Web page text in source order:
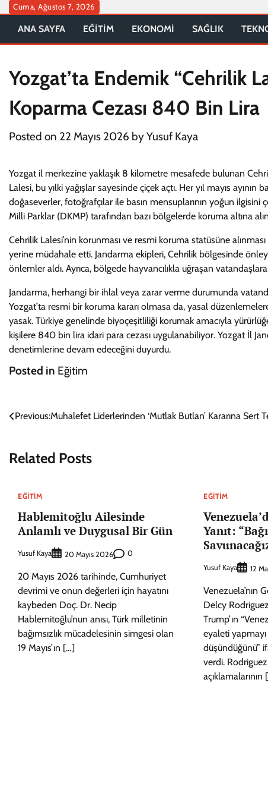
Skip
content
Cuma, Ağustos 7, 2026
ANA SAYFA EĞİTİM EKONOMİ SAĞLIK
Yozgat’ta Endemik “Cehrilik
Koparma Cezası 840 Bin Lira
Posted on 22 Mayıs 2026 byYusuf Kaya
Yozgat il merkezine yaklaşık 8 kilometre mesafede bulunan
Lalesi, bu yılki yağışlar sayesinde çiçek açtı. Her yıl mayıs
doğaseverler, fotoğrafçılar ile basın mensuplarının yoğun ilgisini
Milli Parklar (DKMP) tarafından bazı bölgelerde koruma altına
Cehrilik Lalesi’nin korunması ve resmi koruma statüsüne
yerine müdahale etti. Jandarma ekipleri, Cehrilik bölgesinde
önlemler aldı. Ayrıca, bölgede hayvancılıkla uğraşan
Jandarma, herhangi bir ihlal veya zarar verme durumunda
Yozgat’ta resmi bir koruma kararı olmasa da, yasal
yasak. Türkiye genelinde biyoçeşitliliği korumak amacıyla
kişilere 840 bin lira idari para cezası uygulanabiliyor. Yozgat İl
denetimlerine devam edeceğini duyurdu.
Posted in Eğitim
Yazı
Previous:Muhalefet Liderlerinden ‘Mutlak Butlan’ Kararına Sert
Related Posts
EĞITIM
Hablemitoğlu Ailesinde
Anlamlı ve Duygusal Bir Gün
Yusuf Kaya 20 Mayıs 2026 0
20 Mayıs 2026 tarihinde, Cumhuriyet
devrimi ve onun değerleri için hayatını
kaybeden Doç. Dr. Necip
Hablemitoğlu’nun anısı, Türk milletinin
bağımsızlık mücadelesinin simgesi olan
19 Mayıs’ın […]
EĞITIM
Yanıt:
Yusuf Kaya 12
Venezuela’nın
Delcy
Trump’ın
eyaleti
düşündüğünü”
verdi.
açıklamalarının